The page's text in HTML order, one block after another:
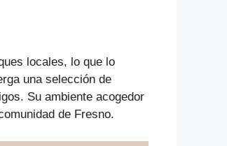
locales, lo que lo
una selección de
Su ambiente acogedor
de Fresno.